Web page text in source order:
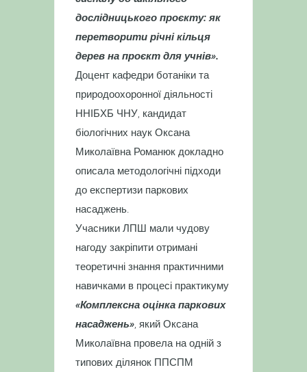
дослідницького проєкту: як
перетворити річні кільця
дерев на проєкт для учнів».
Доцент кафедри ботаніки та
природоохоронної діяльності
ННІБХБ ЧНУ, кандидат
біологічних наук Оксана
Миколаївна Романюк докладно
описала методологічні підходи
до експертизи паркових
насаджень.
Учасники ЛПШ мали чудову
нагоду закріпити отримані
теоретичні знання практичними
навичками в процесі практикуму
«Комплексна оцінка паркових
насаджень», який Оксана
Миколаївна провела на одній з
типових ділянок ППСПМ